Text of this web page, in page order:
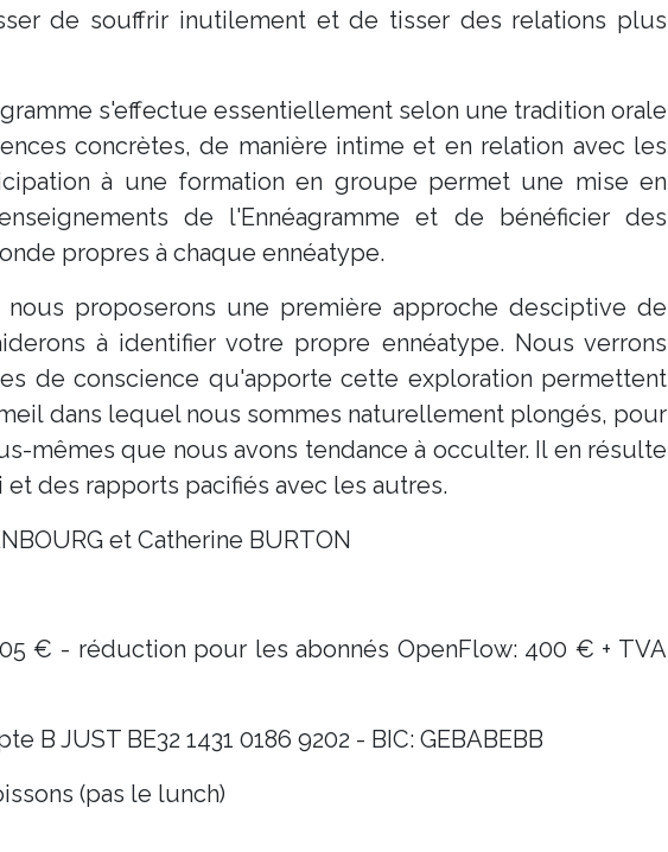
de souffrir inutilement et de tisser des relations plus
s'effectue essentiellement selon une tradition orale
concrètes, de manière intime et en relation avec les
à une formation en groupe permet une mise en
de l'Ennéagramme et de bénéficier des
propres à chaque ennéatype.
proposerons une première approche desciptive de
à identifier votre propre ennéatype. Nous verrons
de conscience qu'apporte cette exploration permettent
dans lequel nous sommes naturellement plongés, pour
mêmes que nous avons tendance à occulter. Il en résulte
des rapports pacifiés avec les autres.
et Catherine BURTON
€ - réduction pour les abonnés OpenFlow: 400 € + TVA
B JUST BE32 1431 0186 9202 - BIC: GEBABEBB
(pas le lunch)